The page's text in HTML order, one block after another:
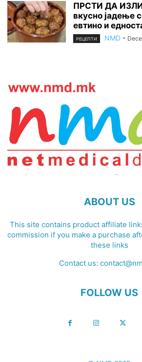
ПРСТИ ДА
вкусно јадење
евтино и
РЕЦЕПТИ NMD -
ABOUT US
This site contains product affiliate
commission if you make a purchase
these links
Contact us:
FOLLOW US